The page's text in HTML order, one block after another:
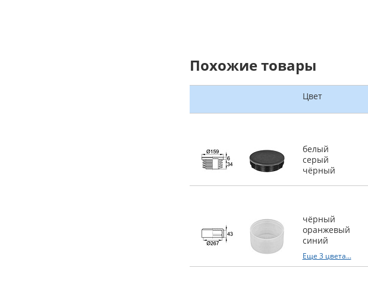
Похожие товары
Цвет
белый
серый
чёрный
чёрный
оранжевый
синий
Еще 3 цвета...